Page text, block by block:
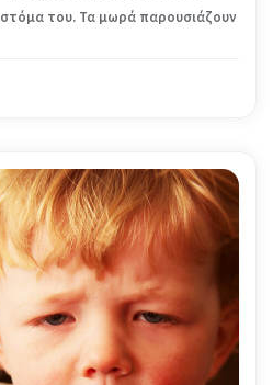
του. Τα μωρά παρουσιάζουν